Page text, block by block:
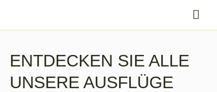
ENTDECKEN SIE ALLE
UNSERE AUSFLÜGE